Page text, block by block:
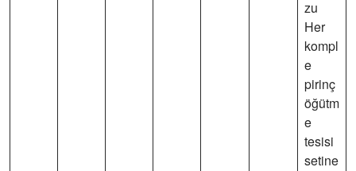
zu
Her
kompl
e
pirinç
öğütm
e
tesisi
setine